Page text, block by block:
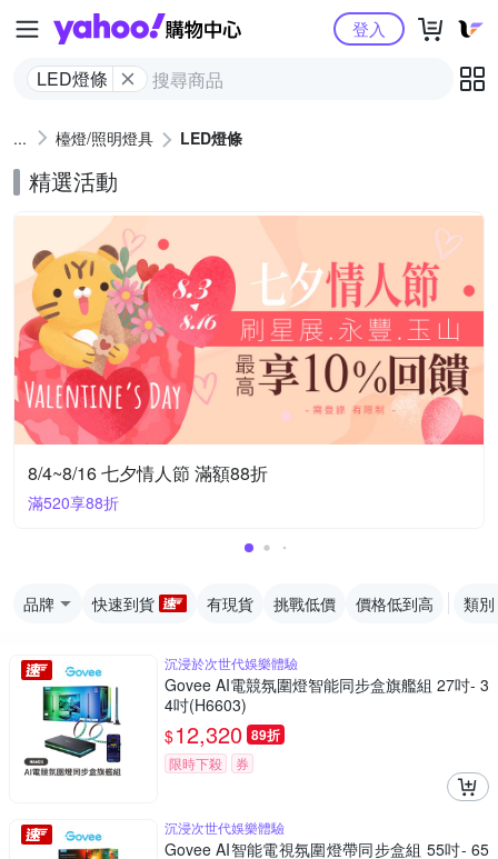
Yahoo購物中心
LED燈條
登入
檯燈/照明燈具 LED燈條
精選活動
8/4~8/16 七夕情人節 滿額88折
滿520享88折
品牌 快速到貨 有現貨 挑戰低價 價格低到高 類別
沉浸於次世代娛樂體驗
Govee AI電競氛圍燈智能同步盒旗艦組 27吋- 3
4吋(H6603)
$12,320 89折
限時下殺 券
沉浸次世代娛樂體驗
Govee AI智能電視氛圍燈帶同步盒組 55吋- 65